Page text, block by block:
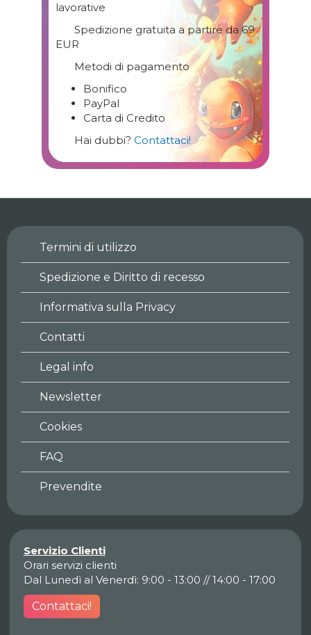
lavorative
Spedizione gratuita a partire da 69
EUR
Metodi di pagamento
Bonifico
PayPal
Carta di Credito
Hai dubbi? Contattaci!
Termini di utilizzo
Spedizione e Diritto di recesso
Informativa sulla Privacy
Contatti
Legal info
Newsletter
Cookies
FAQ
Prevendite
Servizio Clienti
Orari servizi clienti
Dal Lunedì al Venerdì: 9:00 - 13:00 // 14:00 - 17:00
Contattaci!